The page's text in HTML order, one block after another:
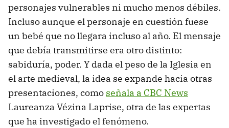
personajes vulnerables ni mucho menos débiles.
Incluso aunque el personaje en cuestión fuese
un bebé que no llegara incluso al año. El mensaje
que debía transmitirse era otro distinto:
sabiduría, poder. Y dada el peso de la Iglesia en
el arte medieval, la idea se expande hacia otras
presentaciones, como señala a CBC News
Laureanza Vézina Laprise, otra de las expertas
que ha investigado el fenómeno.